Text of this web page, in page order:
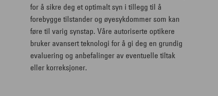
for å sikre deg et optimalt syn i tillegg til å
forebygge tilstander og øyesykdommer som kan
føre til varig synstap. Våre autoriserte optikere
bruker avansert teknologi for å gi deg en grundig
evaluering og anbefalinger av eventuelle tiltak
eller korreksjoner.